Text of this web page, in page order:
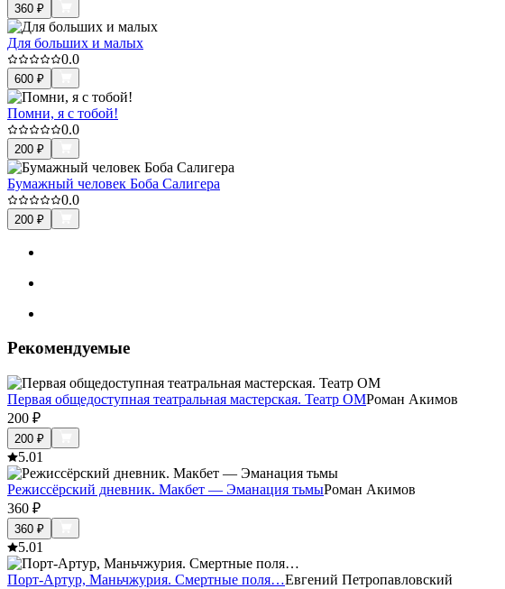
360 ₽
Для больших и малых
0.0
600 ₽
Помни, я с тобой!
0.0
200 ₽
Бумажный человек Боба Салигера
0.0
200 ₽
Рекомендуемые
Первая общедоступная театральная мастерская. Театр ОМРоман Акимов
200 ₽
200 ₽
5.01
Режиссёрский дневник. Макбет — Эманация тьмыРоман Акимов
360 ₽
360 ₽
5.01
Порт-Артур, Маньчжурия. Смертные поля…Евгений Петропавловский